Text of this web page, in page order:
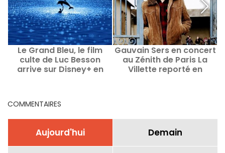
Le Grand Bleu, le film
culte de Luc Besson
arrive sur Disney+ en
Gauvain Sers en concert
au Zénith de Paris La
Villette reporté en
COMMENTAIRES
Aujourd'hui Demain